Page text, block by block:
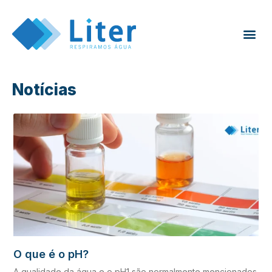
Notícias
O que é o pH?